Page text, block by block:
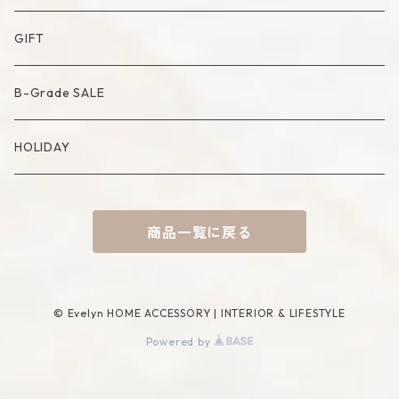
Cutlery
Compote・Cake Stand
Placemat
Artificial Bouquet
Candle
Candle Accessory
Basket
Incense Accessory
Lamp
Object
Mirror
Mat
Bag
Socks
GIFT
B-Grade SALE
HOLIDAY
商品一覧に戻る
© Evelyn HOME ACCESSORY | INTERIOR & LIFESTYLE
Powered by